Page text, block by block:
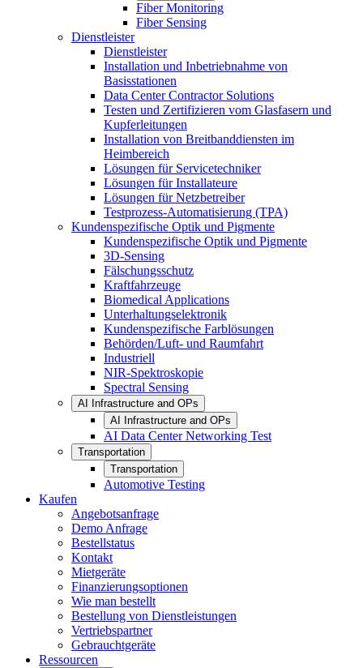
Fiber Monitoring
Fiber Sensing
Dienstleister
Dienstleister
Installation und Inbetriebnahme von
Basisstationen
Data Center Contractor Solutions
Testen und Zertifizieren vom Glasfasern und
Kupferleitungen
Installation von Breitbanddiensten im
Heimbereich
Lösungen für Servicetechniker
Lösungen für Installateure
Lösungen für Netzbetreiber
Testprozess-Automatisierung (TPA)
Kundenspezifische Optik und Pigmente
Kundenspezifische Optik und Pigmente
3D-Sensing
Fälschungsschutz
Kraftfahrzeuge
Biomedical Applications
Unterhaltungselektronik
Kundenspezifische Farblösungen
Behörden/Luft- und Raumfahrt
Industriell
NIR-Spektroskopie
Spectral Sensing
AI Infrastructure and OPs
AI Infrastructure and OPs
AI Data Center Networking Test
Transportation
Transportation
Automotive Testing
Kaufen
Angebotsanfrage
Demo Anfrage
Bestellstatus
Kontakt
Mietgeräte
Finanzierungsoptionen
Wie man bestellt
Bestellung von Dienstleistungen
Vertriebspartner
Gebrauchtgeräte
Ressourcen